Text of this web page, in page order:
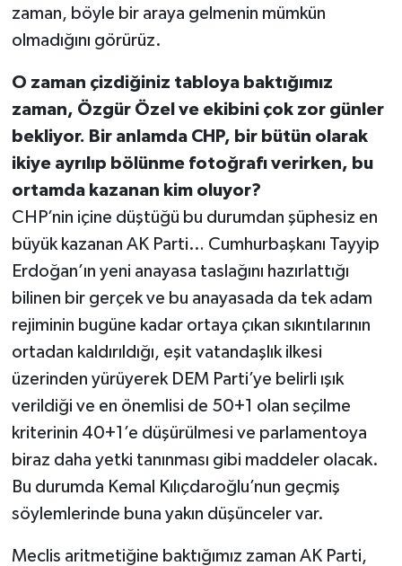
zaman, böyle bir araya gelmenin mümkün
olmadığını görürüz.
O zaman çizdiğiniz tabloya baktığımız
zaman, Özgür Özel ve ekibini çok zor günler
bekliyor. Bir anlamda CHP, bir bütün olarak
ikiye ayrılıp bölünme fotoğrafı verirken, bu
ortamda kazanan kim oluyor?
CHP’nin içine düştüğü bu durumdan şüphesiz en
büyük kazanan AK Parti… Cumhurbaşkanı Tayyip
Erdoğan’ın yeni anayasa taslağını hazırlattığı
bilinen bir gerçek ve bu anayasada da tek adam
rejiminin bugüne kadar ortaya çıkan sıkıntılarının
ortadan kaldırıldığı, eşit vatandaşlık ilkesi
üzerinden yürüyerek DEM Parti’ye belirli ışık
verildiği ve en önemlisi de 50+1 olan seçilme
kriterinin 40+1’e düşürülmesi ve parlamentoya
biraz daha yetki tanınması gibi maddeler olacak.
Bu durumda Kemal Kılıçdaroğlu’nun geçmiş
söylemlerinde buna yakın düşünceler var.
Meclis aritmetiğine baktığımız zaman AK Parti,